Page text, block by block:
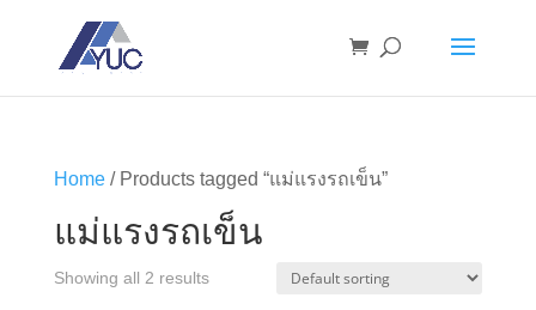
Home/ Products tagged “แม่แรงรถเข็น”
แม่แรงรถเข็น
Showing all 2 results